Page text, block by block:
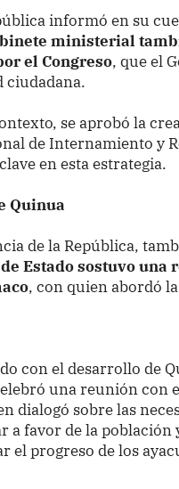
informó en su
ministerial
el Congreso, que el
ciudadana.
se aprobó la
de Internamiento y
en esta estrategia.
Quinua
de la República,
Estado sostuvo una
, con quien abordó
con el desarrollo de
una reunión con
dialogó sobre las
a favor de la población
el progreso de los